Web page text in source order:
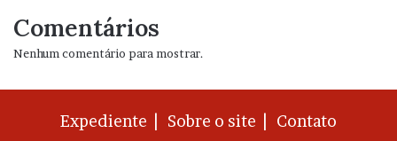
Comentários
Nenhum comentário para mostrar.
Expediente | Sobre o site | Contato